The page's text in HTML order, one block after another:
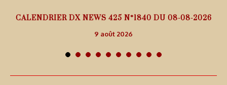
CALENDRIER DX NEWS 425 N°1840 DU 08-08-2026
9 août 2026